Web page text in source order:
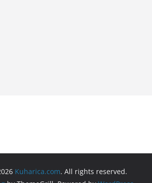
Kuharica.com. All rights reserved.